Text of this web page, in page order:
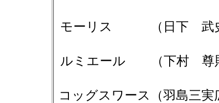
モーリス （日下
ルミエール （下
コッグスワース（羽島